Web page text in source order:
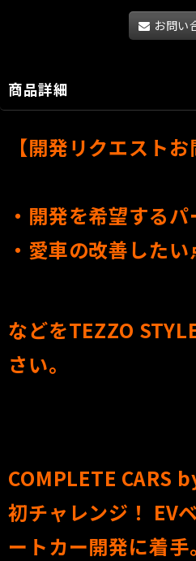
お問い
商品詳細
【開発リクエストお
・開発を希望する
・愛車の改善したい
などをTEZZO
さい。
COMPLETE CARS
初チャレンジ！ EV
ートカー開発に着手。